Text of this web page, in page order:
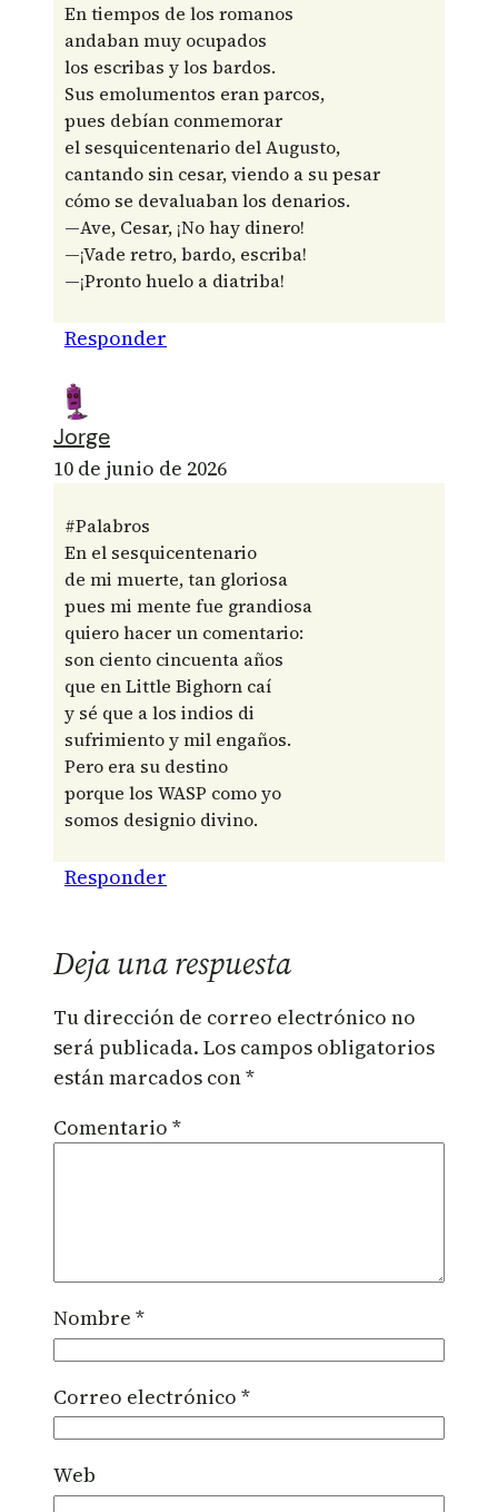
En tiempos de los romanos
andaban muy ocupados
los escribas y los bardos.
Sus emolumentos eran parcos,
pues debían conmemorar
el sesquicentenario del Augusto,
cantando sin cesar, viendo a su pesar
cómo se devaluaban los denarios.
—Ave, Cesar, ¡No hay dinero!
—¡Vade retro, bardo, escriba!
—¡Pronto huelo a diatriba!
Responder
Jorge
10 de junio de 2026
#Palabros
En el sesquicentenario
de mi muerte, tan gloriosa
pues mi mente fue grandiosa
quiero hacer un comentario:
son ciento cincuenta años
que en Little Bighorn caí
y sé que a los indios di
sufrimiento y mil engaños.
Pero era su destino
porque los WASP como yo
somos designio divino.
Responder
Deja una respuesta
Tu dirección de correo electrónico no
será publicada. Los campos obligatorios
están marcados con*
Comentario *
Nombre *
Correo electrónico *
Web